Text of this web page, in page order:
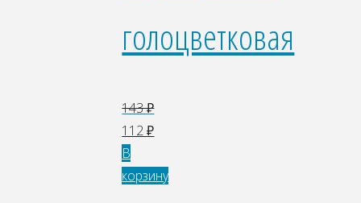
голоцветковая
143₽
112₽
В
корзину